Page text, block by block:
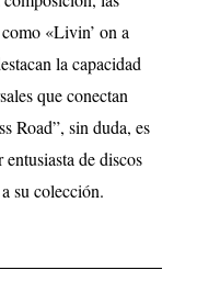
«Livin’ on a
la capacidad
que conectan
Road”, sin duda, es
de discos
su colección.